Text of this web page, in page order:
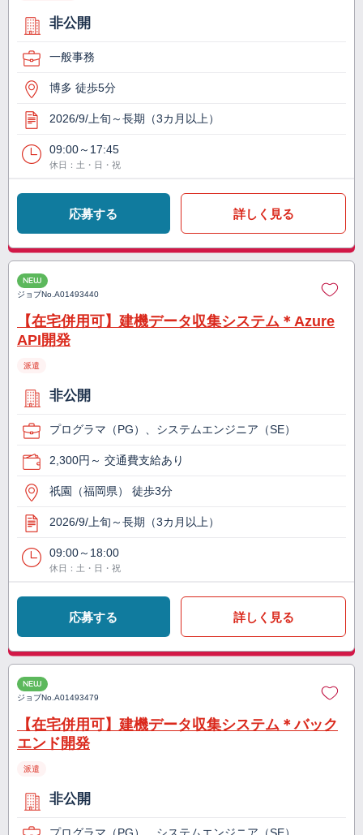
非公開
一般事務
博多 徒歩5分
2026/9/上旬～長期（3カ月以上）
09:00～17:45
休日：土・日・祝
応募する 詳しく見る
NEW
ジョブNo.A01493440
【在宅併用可】建機データ収集システム＊Azure
API開発
派遣
非公開
プログラマ（PG）、システムエンジニア（SE）
2,300円～ 交通費支給あり
祇園（福岡県） 徒歩3分
2026/9/上旬～長期（3カ月以上）
09:00～18:00
休日：土・日・祝
応募する 詳しく見る
NEW
ジョブNo.A01493479
【在宅併用可】建機データ収集システム＊バック
エンド開発
派遣
非公開